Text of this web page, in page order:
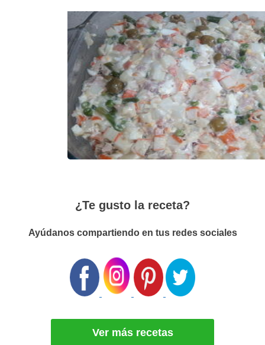
¿Te gusto la receta?
Ayúdanos compartiendo en tus redes sociales
Ver más recetas